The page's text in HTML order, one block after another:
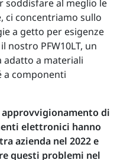
soddisfare al meglio le
ci concentriamo sullo
a getto per esigenze
nostro PFW10LT, un
adatto a materiali
a componenti
approvvigionamento di
elettronici hanno
azienda nel 2022 e
questi problemi nel